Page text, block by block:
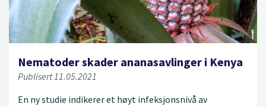
Nematoder skader ananasavlinger i Kenya
Publisert 11.05.2021
En ny studie indikerer et høyt infeksjonsnivå av